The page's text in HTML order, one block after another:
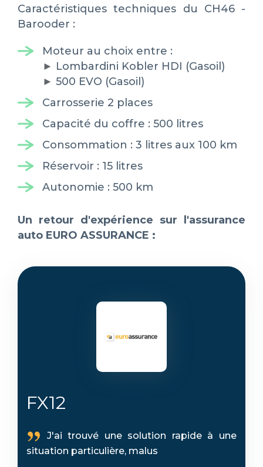
Caractéristiques techniques du CH46 -
Barooder :
Moteur au choix entre :
► Lombardini Kobler HDI (Gasoil)
► 500 EVO (Gasoil)
Carrosserie 2 places
Capacité du coffre : 500 litres
Consommation : 3 litres aux 100 km
Réservoir : 15 litres
Autonomie : 500 km
Un retour d'expérience sur l'assurance
auto EURO ASSURANCE :
FX12
J'ai trouvé une solution rapide à une
situation particulière, malus